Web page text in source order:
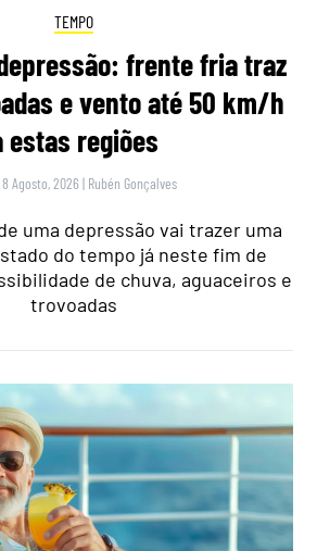
TEMPO
frente fria traz
e vento até 50 km/h
estas regiões
Agosto, 2026 | Rubén Gonçalves
uma depressão vai trazer uma
do tempo já neste fim de
de chuva, aguaceiros e
trovoadas